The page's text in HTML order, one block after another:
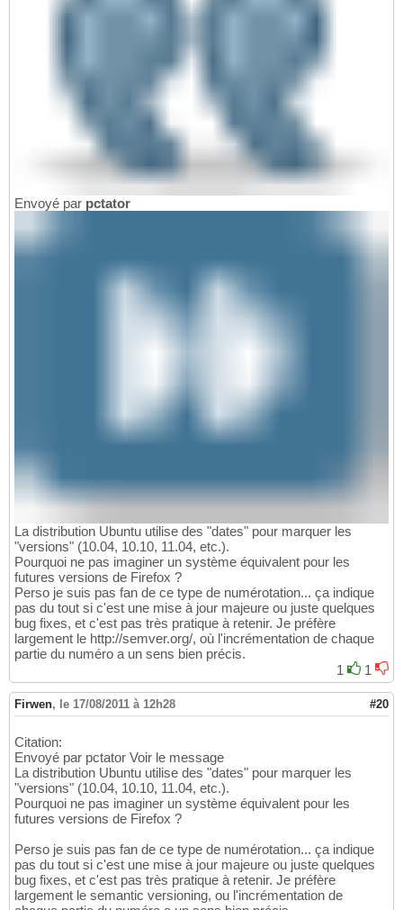
Envoyé par pctator
La distribution Ubuntu utilise des "dates" pour marquer les
"versions" (10.04, 10.10, 11.04, etc.).
Pourquoi ne pas imaginer un système équivalent pour les
futures versions de Firefox ?
Perso je suis pas fan de ce type de numérotation... ça indique
pas du tout si c'est une mise à jour majeure ou juste quelques
bug fixes, et c'est pas très pratique à retenir. Je préfère
largement le http://semver.org/, où l'incrémentation de chaque
partie du numéro a un sens bien précis.
1
1
Firwen, le 17/08/2011 à 12h28 #20
Citation:
Envoyé par pctator Voir le message
La distribution Ubuntu utilise des "dates" pour marquer les
"versions" (10.04, 10.10, 11.04, etc.).
Pourquoi ne pas imaginer un système équivalent pour les
futures versions de Firefox ?
Perso je suis pas fan de ce type de numérotation... ça indique
pas du tout si c'est une mise à jour majeure ou juste quelques
bug fixes, et c'est pas très pratique à retenir. Je préfère
largement le semantic versioning, ou l'incrémentation de